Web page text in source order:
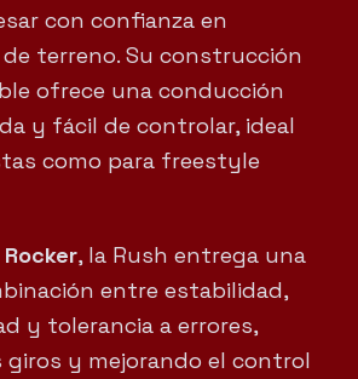
con confianza en
terreno. Su construcción
ofrece una conducción
y fácil de controlar, ideal
como para freestyle
, la Rush entrega una
entre estabilidad,
y tolerancia a errores,
y mejorando el control